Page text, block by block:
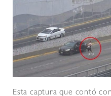
Esta captura que contó